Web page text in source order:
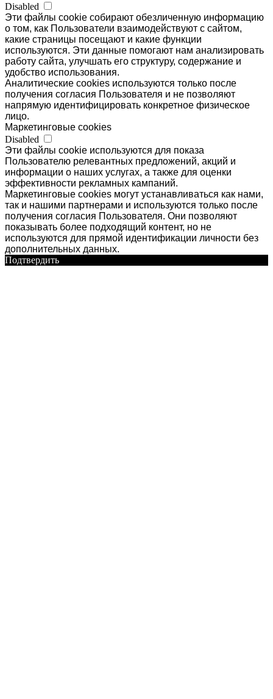
Disabled
Эти файлы cookie собирают обезличенную информацию
о том, как Пользователи взаимодействуют с сайтом,
какие страницы посещают и какие функции
используются. Эти данные помогают нам анализировать
работу сайта, улучшать его структуру, содержание и
удобство использования.
Аналитические cookies используются только после
получения согласия Пользователя и не позволяют
напрямую идентифицировать конкретное физическое
лицо.
Маркетинговые cookies
Disabled
Эти файлы cookie используются для показа
Пользователю релевантных предложений, акций и
информации о наших услугах, а также для оценки
эффективности рекламных кампаний.
Маркетинговые cookies могут устанавливаться как нами,
так и нашими партнерами и используются только после
получения согласия Пользователя. Они позволяют
показывать более подходящий контент, но не
используются для прямой идентификации личности без
дополнительных данных.
Подтвердить